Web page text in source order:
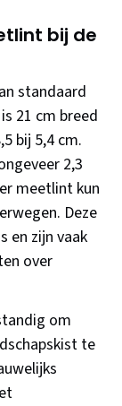
bij de
standaard
21 cm breed
bij 5,4 cm.
2,3
meetlint kun
Deze
en zijn vaak
over
om
te